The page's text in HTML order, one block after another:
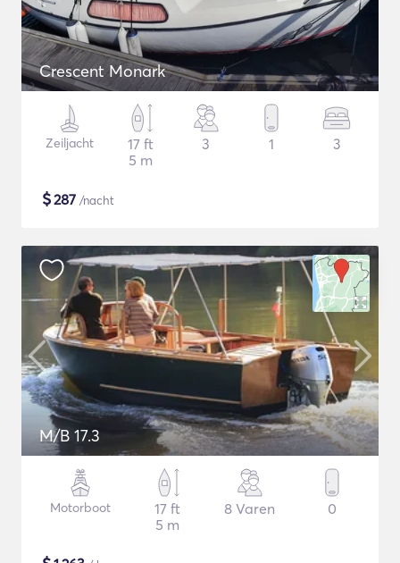
Crescent Monark
Zeiljacht
17 ft
5 m
3 1 3
$287 /nacht
M/B 17.3
Motorboot
17 ft
5 m
8 Varen 0